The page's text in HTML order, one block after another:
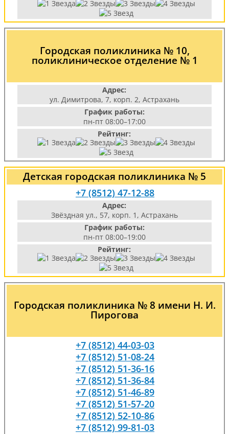
Городская поликлиника № 10,
поликлиническое отделение № 1
Адрес:
ул. Димитрова, 7, корп. 2, Астрахань
График работы:
пн-пт 08:00–17:00
Рейтинг:
Детская городская поликлиника № 5
+7 (8512) 47-12-88
Адрес:
Звёздная ул., 57, корп. 1, Астрахань
График работы:
пн-пт 08:00–19:00
Рейтинг:
Городская поликлиника № 8 имени Н. И.
Пирогова
+7 (8512) 44-03-03
+7 (8512) 51-08-24
+7 (8512) 51-36-16
+7 (8512) 51-36-84
+7 (8512) 51-46-89
+7 (8512) 51-57-20
+7 (8512) 52-10-86
+7 (8512) 99-81-03